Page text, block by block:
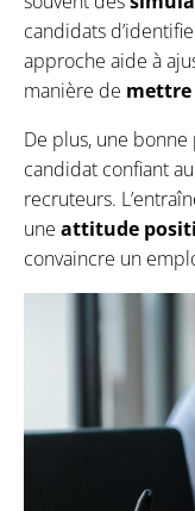
candidats
approche aide à
manière de mettre
De plus, une
candidat confiant
recruteurs.
une attitude
convaincre un